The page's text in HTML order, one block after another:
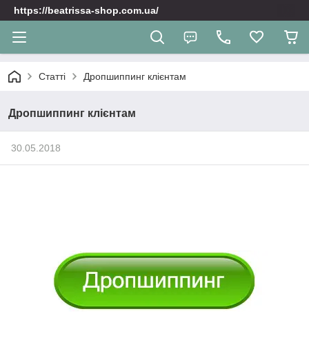
https://beatrissa-shop.com.ua/
Статті Дропшиппинг клієнтам
Дропшиппинг клієнтам
30.05.2018